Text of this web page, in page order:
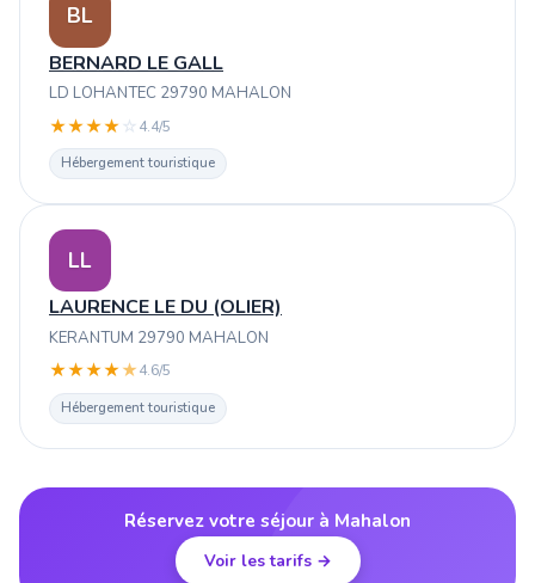
BL
BERNARD LE GALL
LD LOHANTEC 29790 MAHALON
★★★★ ☆ 4.4/5
Hébergement touristique
LL
LAURENCE LE DU (OLIER)
KERANTUM 29790 MAHALON
★★★★★4.6/5
Hébergement touristique
Réservez votre séjour à Mahalon
Voir les tarifs →